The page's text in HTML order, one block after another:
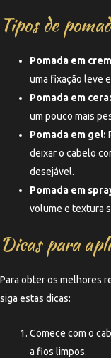
Tipos de
Pomada em
uma fixação leve
Pomada em cera:
um pouco mais
Pomada em gel:
deixar o cabelo
desejável.
Pomada em
volume e textura
Dicas para
Para obter os melhores
siga estas dicas:
Comece com o
a fios limpos.